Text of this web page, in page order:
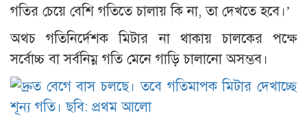
গতির চেয়ে বেশি গতিতে চালায় কি না, তা দেখতে হবে।’
অথচ গতিনির্দেশক মিটার না থাকায় চালকের পক্ষে
সর্বোচ্চ বা সর্বনিম্ন গতি মেনে গাড়ি চালানো অসম্ভব।